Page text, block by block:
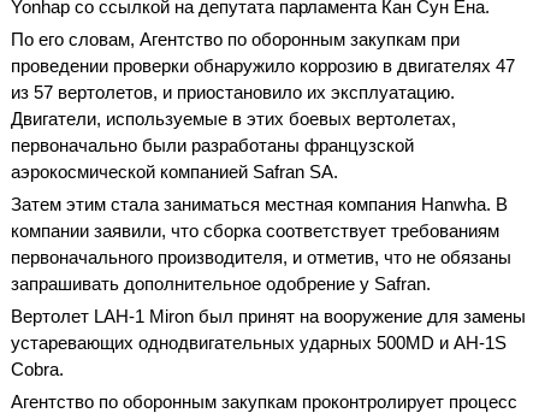
Yonhap со ссылкой на депутата парламента Кан Сун Ёна.
По его словам, Агентство по оборонным закупкам при
проведении проверки обнаружило коррозию в двигателях 47
из 57 вертолетов, и приостановило их эксплуатацию.
Двигатели, используемые в этих боевых вертолетах,
первоначально были разработаны французской
аэрокосмической компанией Safran SA.
Затем этим стала заниматься местная компания Hanwha. В
компании заявили, что сборка соответствует требованиям
первоначального производителя, и отметив, что не обязаны
запрашивать дополнительное одобрение у Safran.
Вертолет LAH-1 Miron был принят на вооружение для замены
устаревающих однодвигательных ударных 500MD и AH-1S
Cobra.
Агентство по оборонным закупкам проконтролирует процесс